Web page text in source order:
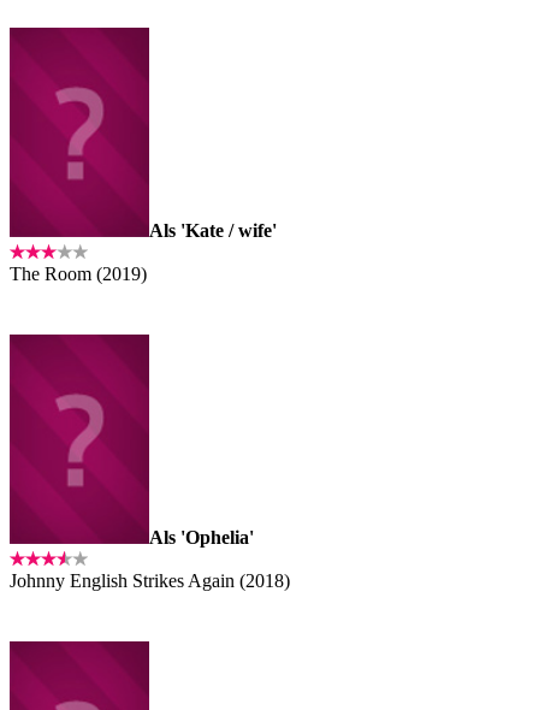
Als 'Kate / wife'
The Room (2019)
Als 'Ophelia'
Johnny English Strikes Again (2018)